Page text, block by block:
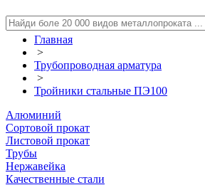
Главная
>
Трубопроводная арматура
>
Тройники стальные ПЭ100
Алюминий
Сортовой прокат
Листовой прокат
Трубы
Нержавейка
Качественные стали